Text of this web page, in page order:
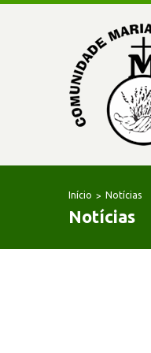
Início Notícias
Notícias